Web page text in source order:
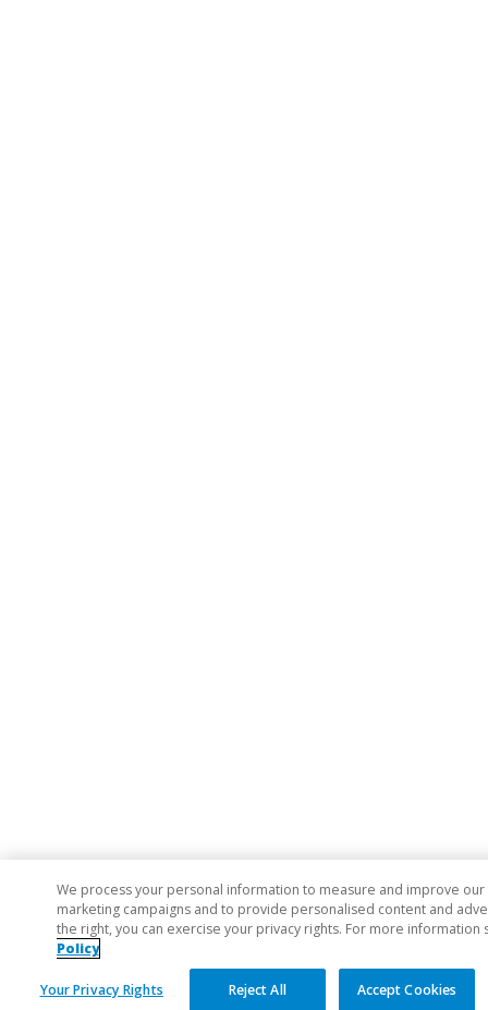
We process your personal information to measure and improve our
marketing campaigns and to provide personalised content and
the right, you can exercise your privacy rights. For more information
Policy
Your Privacy Rights Reject All Accept Cookies